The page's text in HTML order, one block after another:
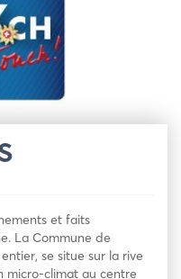
et faits
La Commune de
se situe sur la rive
micro-climat au centre